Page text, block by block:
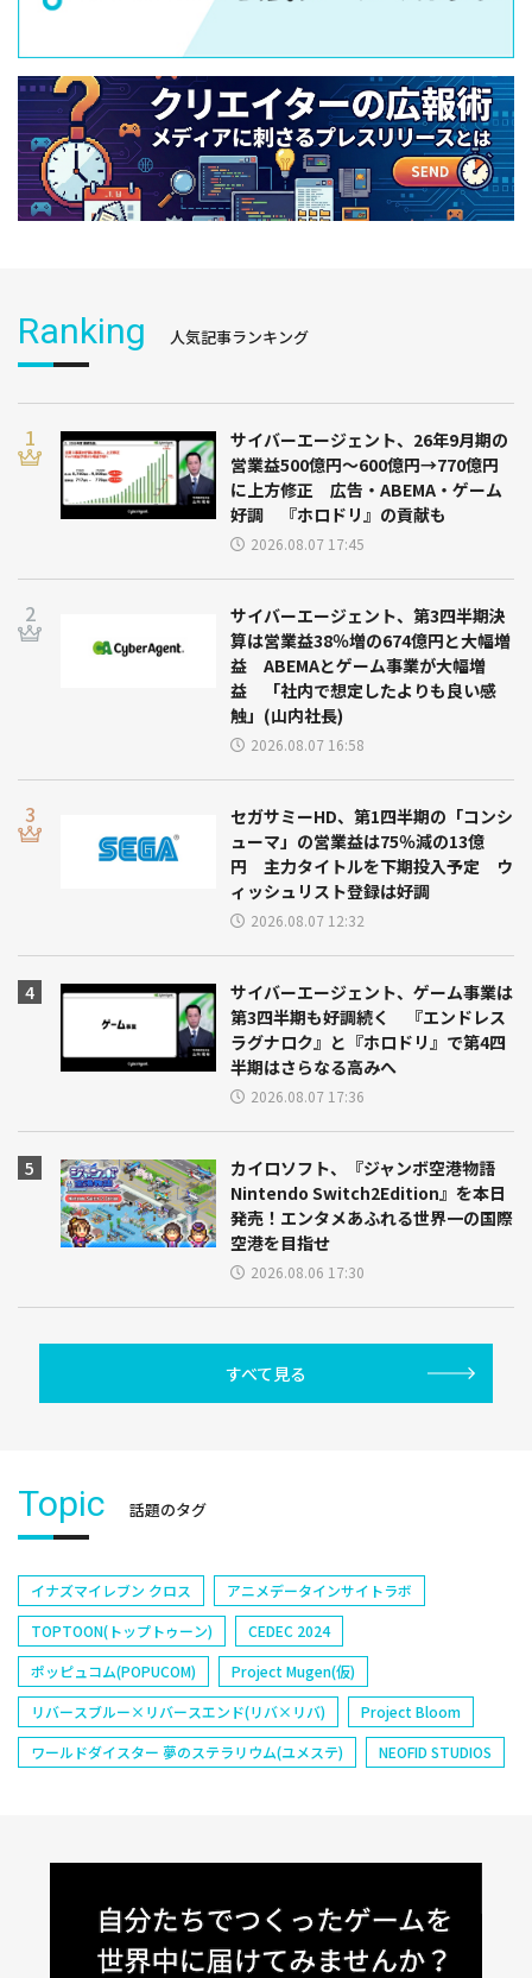
Ranking 人気記事ランキング
サイバーエージェント、26年9月期の
営業益500億円～600億円→770億円
に上方修正 広告・ABEMA・ゲーム
好調 『ホロドリ』の貢献も
2026.08.07 17:45
サイバーエージェント、第3四半期決
算は営業益38％増の674億円と大幅増
益 ABEMAとゲーム事業が大幅増
益 「社内で想定したよりも良い感
触」(山内社長)
2026.08.07 16:58
セガサミーHD、第1四半期の「コンシ
ューマ」の営業益は75％減の13億
円 主力タイトルを下期投入予定 ウ
ィッシュリスト登録は好調
2026.08.07 12:32
サイバーエージェント、ゲーム事業は
第3四半期も好調続く 『エンドレス
ラグナロク』と『ホロドリ』で第4四
半期はさらなる高みへ
2026.08.07 17:36
カイロソフト、『ジャンボ空港物語
Nintendo Switch2Edition』を本日
発売！エンタメあふれる世界一の国際
空港を目指せ
2026.08.06 17:30
すべて見る
Topic 話題のタグ
イナズマイレブン クロス
アニメデータインサイトラボ
TOPTOON(トップトゥーン)
CEDEC 2024
ポッピュコム(POPUCOM)
Project Mugen(仮)
リバースブルー×リバースエンド(リバ×リバ)
Project Bloom
ワールドダイスター 夢のステラリウム(ユメステ)
NEOFID STUDIOS